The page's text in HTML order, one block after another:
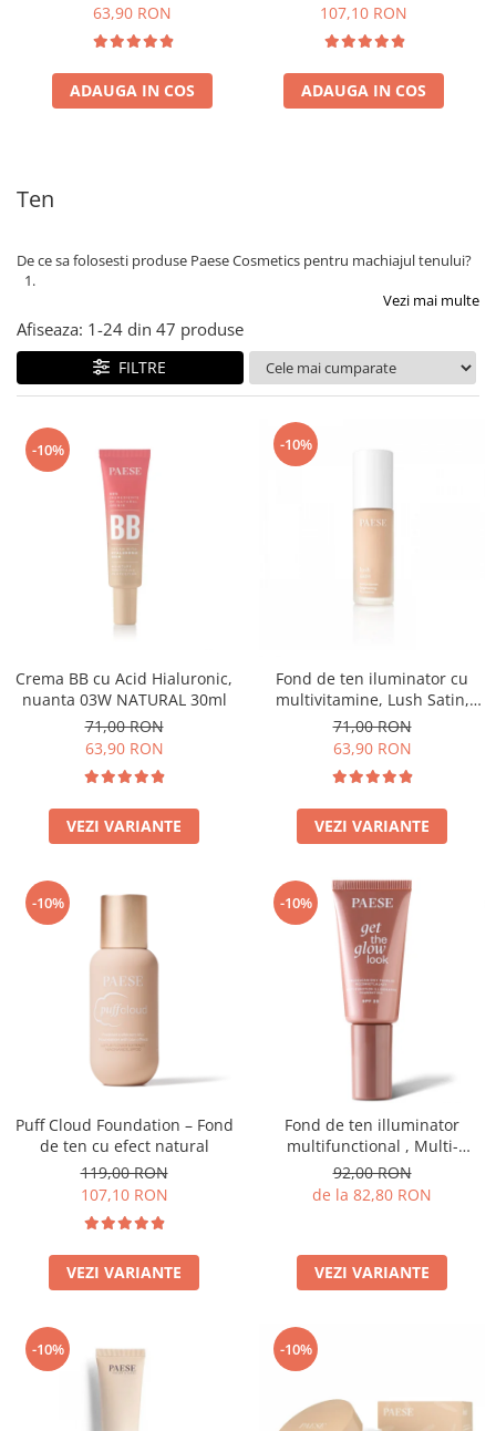
63,90 RON
ADAUGA IN COS
107,10 RON
ADAUGA IN COS
Ten
De ce sa folosesti produse Paese Cosmetics pentru machiajul tenului?
Vezi mai multe
Afiseaza: 1-24 din 47 produse
FILTRE
-10%
Crema BB cu Acid Hialuronic,
nuanta 03W NATURAL 30ml
71,00 RON
63,90 RON
VEZI VARIANTE
-10%
Fond de ten iluminator cu
multivitamine, Lush Satin,
nuanta 31 Warm Beige - 30ml
71,00 RON
63,90 RON
VEZI VARIANTE
-10%
Puff Cloud Foundation – Fond
de ten cu efect natural
119,00 RON
107,10 RON
VEZI VARIANTE
-10%
Fond de ten illuminator
multifunctional , Multi-
function Illuminating
Foundation, nuanta 1N LIGHT
BEIGE– 30 ml
92,00 RON
de la 82,80 RON
VEZI VARIANTE
-10% -10%